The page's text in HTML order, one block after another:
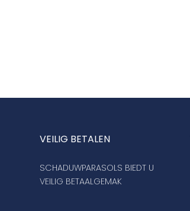
VEILIG BETALEN
SCHADUWPARASOLS BIEDT U
VEILIG BETAALGEMAK